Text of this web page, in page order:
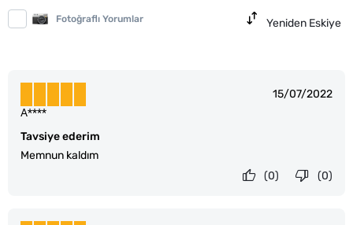
Fotoğraflı Yorumlar Yeniden Eskiye
15/07/2022
Tavsiye ederim
Memnun kaldım
A****
(0)
(0)